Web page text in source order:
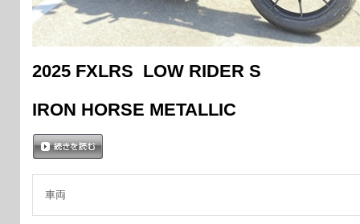
2025 FXLRS LOW RIDER S
IRON HORSE METALLIC
車両